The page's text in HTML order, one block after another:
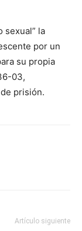
sexual” la
por un
su propia
03,
prisión.
Artículo siguiente